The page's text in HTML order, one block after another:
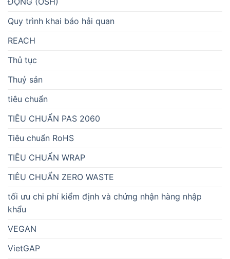
Quy trình khai báo hải quan
REACH
Thủ tục
Thuỷ sản
tiêu chuẩn
TIÊU CHUẨN PAS 2060
Tiêu chuẩn RoHS
TIÊU CHUẨN WRAP
TIÊU CHUẨN ZERO WASTE
tối ưu chi phí kiểm định và chứng nhận hàng nhập
khẩu
VEGAN
VietGAP